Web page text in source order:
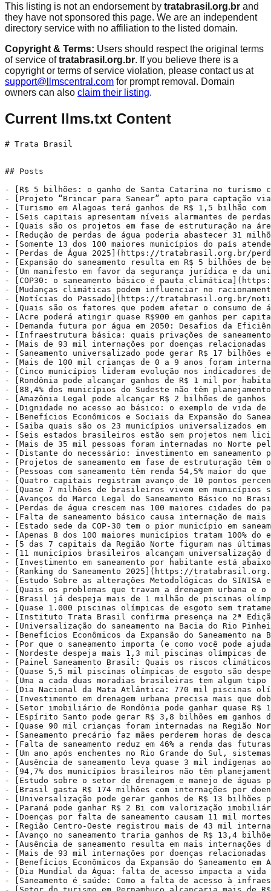
This listing is not an endorsement by tratabrasil.org.br and
they have not sponsored this page. We are an independent
directory service with no affiliation to the listed domain.
Copyright & Terms: Users should respect the original terms
of service oftratabrasil.org.br. If you believe there is a
copyright or terms of service violation, please contact us at
support@llmscentral.com for prompt removal. Domain
owners can also claim their listing.
Current llms.txt Content
# Trata Brasil


## Posts

- [R$ 5 bilhões: o ganho de Santa Catarina no turismo com a universalização do saneamento](https://tratabrasil.org.br/r-5-bilhoes-santa-catarina-turismo-saneamento/): No final do ano, com a chegada do Réveillon, Santa Catarina é um dos destinos mais procurados por turistas
- [Projeto “Brincar para Sanear” apto para captação via Lei Rouanet ](https://tratabrasil.org.br/projeto-brincar-para-sanear-apto-lei-rouanet/): O objetivo do projeto é, por meio de ações lúdicas, fomentar a educação ambiental, com foco na importância do saneamento básico
- [Turismo em Alagoas terá ganhos de R$ 1,5 bilhão com a universalização do saneamento](https://tratabrasil.org.br/turismo-alagoas-ganhos-r-15-bilhao-saneamento/): Conhecido por suas belas praias, o turismo é um dos motores do desenvolvimento econômico para Alagoas
- [Seis capitais apresentam níveis alarmantes de perdas de água ](https://tratabrasil.org.br/seis-capitais-niveis-alarmantes-perdas-de-agua/): Entre os 100 municípios mais populosos do país em 2023, 14 apresentam perdas na distribuição superiores a 50%
- [Quais são os projetos em fase de estruturação na área de saneamento?](https://tratabrasil.org.br/quais-projetos-estruturacao-area-saneamento/): Os projetos a serem desenvolvidos têm o potencial de adicionar mais R$ 62 bilhões em investimentos
- [Redução de perdas de água poderia abastecer 31 milhões de brasileiros em um ano](https://tratabrasil.org.br/reducao-perdas-agua-abastecer-31-milhoes/): Esse valor corresponde 92% da quantidade de habitantes sem acesso ao abastecimento de água em 2023
- [Somente 13 dos 100 maiores municípios do país atendem os padrões de excelência em Perdas de Água](https://tratabrasil.org.br/13-municipios-padroes-excelencia-perdas-de-agua/): Controlar as perdas de água significa ter maior disponibilidade do recurso hídrico para a população sem a necessidade de aumentar o volume de água captado
- [Perdas de Água 2025](https://tratabrasil.org.br/perdas-de-agua-2025/): O Instituto Trata Brasil, em parceria com a consultoria GO Associados, publica o “Estudo de Perdas de Água 2025 (SINISA, 2023): Desafios na Eficiência do Saneamento Básico no Brasil”, que procura expor o grande problema ambiental, econômico e social da ineficiência no controle de perdas de água em nosso país.
- [Expansão do saneamento resulta em R$ 5 bilhões de benefícios para as comunidades da Bacia do Rio Pinheiros ](https://tratabrasil.org.br/saneamento-beneficios-comunidades-bacia-rio-pinheiros/): Os benefícios líquidos da universalização do saneamento consideram aproximadamente 50% já passado e 50% para o futuro
- [Um manifesto em favor da segurança jurídica e da universalização do saneamento básico no Brasil](https://tratabrasil.org.br/um-manifesto-em-favor-da-seguranca-juridica-e-da-universalizacao-do-saneamento-basico-no-brasil/): A universalização do saneamento básico é uma das metas mais ambiciosas, necessárias e transformadoras da história do país. 
- [COP30: o saneamento básico é pauta climática](https://tratabrasil.org.br/cop30-o-saneamento-basico-e-pauta-climatica/): Belém (PA) recebe a COP30 de 10 a 21 de novembro para discussões sobre o futuro sustentável do nosso planeta
- [Mudanças climáticas podem influenciar no racionamento de água no Brasil até 2050](https://tratabrasil.org.br/mudancas-climaticas-influenciar-racionamento/): Previsão analisada no estudo do Trata Brasil aponta para 12 dias de racionamento por ano até 2050
- [Notícias do Passado](https://tratabrasil.org.br/noticias-do-passado/): O projeto Notícias do Passado, do Instituto Trata Brasil, transforma a crise do saneamento em um alerta visual e histórico.
- [Quais são os fatores que podem afetar o consumo de água?](https://tratabrasil.org.br/quais-sao-fatores-podem-afetar-consumo-de-agua/): Estudo do Instituto Trata Brasil analisa as principais variáveis que influenciam as diferentes tendências de crescimento do consumo
- [Acre poderá atingir quase R$900 em ganhos per capita com a universalização do saneamento](https://tratabrasil.org.br/acre-ganhos-percapita-universalizacaosaneamento/): Esse é o segundo maior ganho por habitante observado entre os estados da Amazônia Legal 
- [Demanda futura por água em 2050: Desafios da Eficiência e das Mudanças Climáticas.](https://tratabrasil.org.br/demanda-futura-por-agua-em-2050-desafios-da-eficiencia-e-das-mudancas-climaticas/): Proteger a natureza e os corpos hídricos passa, necessariamente, pelo acesso pleno aos serviços de saneamento básico. A expansão dessa infraestrutura básica impulsiona avanços incontáveis para a população, a economia local e o meio ambiente..." (ver e-mail para texto completo).
- [Infraestrutura básica: quais privações de saneamento afetam as moradias brasileiras?](https://tratabrasil.org.br/infraestrutura-basica-quais-privacoes-de-saneamento-afetam-as-moradias-brasileiras/): No Brasil, 46,3% das moradias sofrem com algum tipo de privação de saneamento básico.
- [Mais de 93 mil internações por doenças relacionadas à falta de saneamento ocorreram no Nordeste](https://tratabrasil.org.br/mais-de-93-mil-internacoes-por-doencas-relacionadas-a-falta-de-saneamento-ocorreram-no-nordeste/): As internações por Doenças Relacionadas ao Saneamento Ambiental Inadequado (DRSAI) geraram despesas de mais de R$ 42,7 milhões para a região
- [Saneamento universalizado pode gerar R$ 17 bilhões em ganhos de produtividade para Mato Grosso](https://tratabrasil.org.br/saneamento-universalizado-pode-gerar-r-17-bilhoes-em-ganhos-de-produtividade-mato-grosso/): Segundo o estudo do ITB,  haverá um movimento crescente de geração de emprego e renda durante a fase de expansão das redes de saneamento
- [Mais de 100 mil crianças de 0 a 9 anos foram internadas pela precariedade do saneamento](https://tratabrasil.org.br/mais-100-mil-criancas-internadas-saneamento/): Cerca de 70 mil hospitalizações ocorreram na faixa etária de 0 a 4 anos, enquanto mais de 30 mil afetaram crianças de 5 a 9 anos
- [Cinco municípios lideram evolução nos indicadores de saneamento básico, segundo o Ranking 2025](https://tratabrasil.org.br/cinco-municipios-evolucao-saneamento-ranking/): Nenhum dos municípios com variações positivas no Ranking do Saneamento 2025 está na região Norte e Nordeste
- [Rondônia pode alcançar ganhos de R$ 1 mil por habitante com a universalização do saneamento](https://tratabrasil.org.br/rondonia-ganhos-r1mil-por-habitante-saneamento/): Entre os estados da Amazônia Legal, Rondônia se destaca como o estado com a maior expectativa de ganhos per capita a partir da universalização
- [88,4% dos municípios do Sudeste não têm planejamento de Drenagem Urbana e Manejo de Águas Pluviais ](https://tratabrasil.org.br/88-4-municipios-sudeste-nao-tem-planejamento-drenagem-urbana/): Os Planos Diretores de Drenagem e Manejo de Águas Pluviais permitem mapear áreas de risco, identificar vulnerabilidades e propor soluções integradas que minimizem os impactos de inundações e enxurradas
- [Amazônia Legal pode alcançar R$ 2 bilhões de ganhos na saúde com universalização do saneamento ](https://tratabrasil.org.br/amazonia-legal-r-2-bilhoes-ganhos-saude/): Ao todo, são nove estados que integram a Amazônia Legal: Amazonas, Acre, Amapá, Rondônia, Roraima, Pará, Tocantins, Maranhão e Mato Grosso
- [Dignidade no acesso ao básico: o exemplo de vida de Leonice em São José do Rio Preto](https://tratabrasil.org.br/exemplo-vida-leonice-em-sao-jose-do-rio-preto/): Entre as cinco melhores cidades no Ranking do Saneamento 2025, a cidade do interior paulista é um case positivo na infraestrutura básica  
- [Benefícios Econômicos e Sociais da Expansão do Saneamento na Amazônia Legal](https://tratabrasil.org.br/beneficios-economicos-da-expansao-do-saneamento-na-amazonia-legal/): Proteger a natureza e os corpos hídricos passa, necessariamente, pelo acesso pleno aos serviços de saneamento básico. A expansão dessa infraestrutura básica impulsiona avanços incontáveis para a população, a economia local e o meio ambiente. 
- [Saiba quais são os 23 municípios universalizados em atendimento de água potável](https://tratabrasil.org.br/saiba-quais-sao-os-23-municipios-universalizados-em-atendimento-de-agua-potavel/): Distribuídos em nove estados, essas cidades investiram na infraestrutura e já colhem os frutos
- [Seis estados brasileiros estão sem projetos nem licitações ou com projetos de saneamento paralisados](https://tratabrasil.org.br/seis-estados-brasileiros-sem-projetos-nem-licitacoes-ou-com-projetos-de-saneamento-paralisados/): Desses estados, três estão localizados na região Norte do país: Acre, Amazonas e Roraima Um dos objetivos do Marco Legal do Saneamento Básico foi o de atrair capital para o aumento dos investimentos em saneamento básico, seja através de concessões plenas dos serviços de água e esgoto ou através de celebração de parcerias público privadas com os prestadores regionais. Segundo um estudo do Instituto Trata Brasil, seis estados estão sem projetos, nem licitações ou com projetos de saneamento paralisados. A disposição dos governos estaduais em desenvolver projetos que promovam a prestação regionalizada dos serviços de água e esgoto representa uma [&hellip;]
- [Mais de 35 mil pessoas foram internadas no Norte pela ausência de saneamento básico](https://tratabrasil.org.br/mais-35mil-internadas-norte-ausencia-saneamento/): Dentre essas internações, mais de 12 mil ocorreram entre crianças de 0 a 4 anos
- [Distante do necessário: investimento em saneamento precisa mais do que dobrar para universalização](https://tratabrasil.org.br/distante-investimento-saneamento-mais-dobrar/): O montante restante necessário para a universalização do saneamento, até 2033, é de R$ 454,1 bilhões
- [Projetos de saneamento em fase de estruturação têm o potencial de impactar 35 milhões de brasileiros](https://tratabrasil.org.br/projetos-saneamento-impactar-3-5-milhoes/): Com previsão para serem concluídos nos próximos dois anos, esses projetos têm potencial para impactarem 1.460 municí